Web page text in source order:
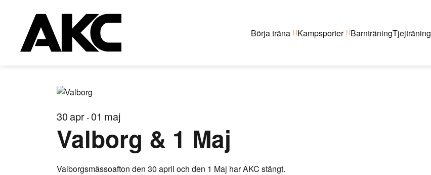
vidare
Börja träna Kampsporter BarnträningTjejträning
30 apr- 01 maj
Valborg & 1 Maj
Valborgsmässoafton den 30 april och den 1 Maj har AKC stängt.